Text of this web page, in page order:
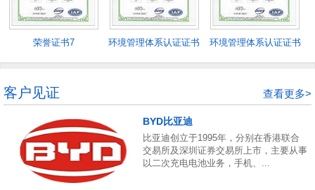
荣誉证书7
环境管理体系认证证书
环境管理体系认证证书
客户见证 查看更多>
BYD比亚迪
比亚迪创立于1995年，分别在香港联合
交易所及深圳证券交易所上市，主要从事
以二次充电电池业务，手机、...